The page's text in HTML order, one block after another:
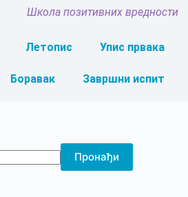
Школа позитивних вредности
Летопис Упис првака
Боравак Завршни испит
Пронађи